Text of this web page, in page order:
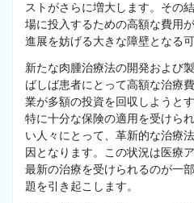
ストがさらに増大します。その
場に投入するための高額な費用
進展を妨げる大きな障壁となる
新たな肉腫治療法の開発および
ばしば患者にとって高額な治療
業が多額の投資を回収しようと
特に十分な保険の適用を受けら
い人々にとって、革新的な治療
因となります。この状況は医療
最新の治療を受けられるのが一
題を引き起こします。